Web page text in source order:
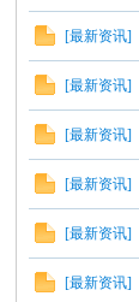
论
[最新资讯]
[最新资讯]
[最新资讯]
[最新资讯]
[最新资讯]
[最新资讯]